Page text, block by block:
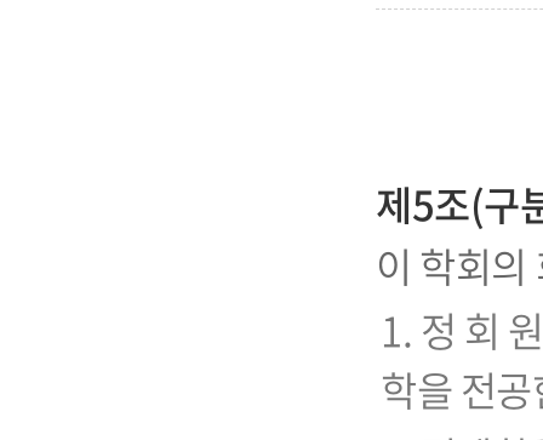
제5조(구
이 학회
1. 정 회
학을 전